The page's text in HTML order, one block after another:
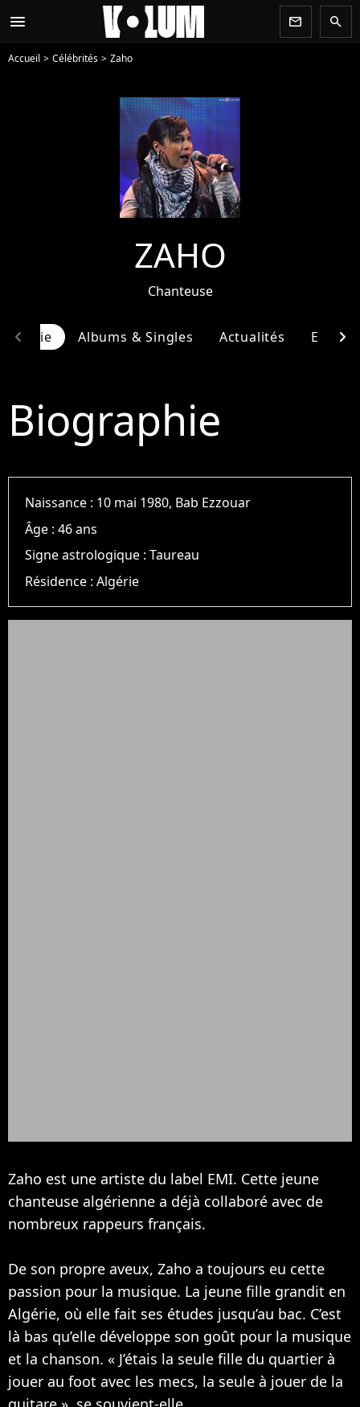
menu newsletter search
Accueil Célébrités Zaho
ZAHO
Chanteuse
Albums & Singles Actualités
chevron_left chevron_right
Biographie
Naissance : 10 mai 1980, Bab Ezzouar
Âge :46 ans
Signe astrologique :Taureau
Résidence :Algérie
Zaho est une artiste du label EMI. Cette jeune
chanteuse algérienne a déjà collaboré avec de
nombreux rappeurs français.
De son propre aveux, Zaho a toujours eu cette
passion pour la musique. La jeune fille grandit en
Algérie, où elle fait ses études jusqu’au bac. C’est
là bas qu’elle développe son goût pour la musique
et la chanson. « J’étais la seule fille du quartier à
jouer au foot avec les mecs, la seule à jouer de la